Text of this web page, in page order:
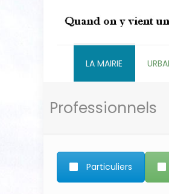
LA MAIRIE
Professionnels
Particuliers